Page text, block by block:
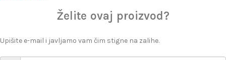
Želite ovaj proizvod?
Upišite e-mail i javljamo vam čim stigne na zalihe.